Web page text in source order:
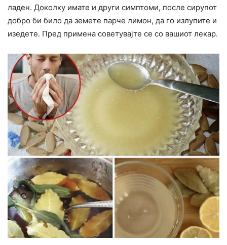
ладен. Доколку имате и други симптоми, после сирупот
добро би било да земете парче лимон, да го излупите и
изедете. Пред примена советувајте се со вашиот лекар.